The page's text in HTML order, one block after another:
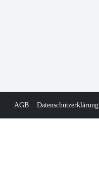
AGB Datenschutzerklärung